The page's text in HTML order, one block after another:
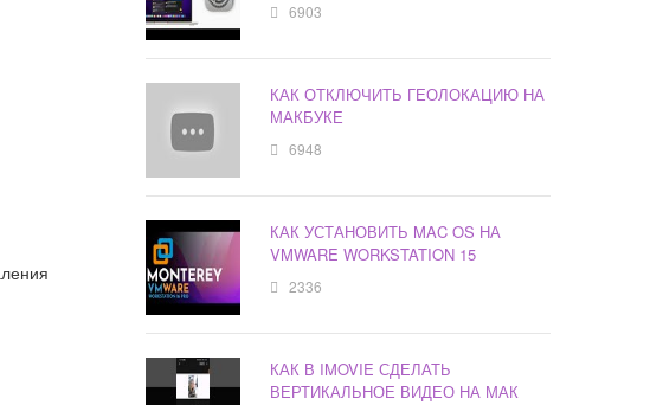
6903
КАК ОТКЛЮЧИТЬ ГЕОЛОКАЦИЮ НА
МАКБУКЕ
6948
КАК УСТАНОВИТЬ MAC OS НА
VMWARE WORKSTATION 15
2336
КАК В IMOVIE СДЕЛАТЬ
ВЕРТИКАЛЬНОЕ ВИДЕО НА МАК